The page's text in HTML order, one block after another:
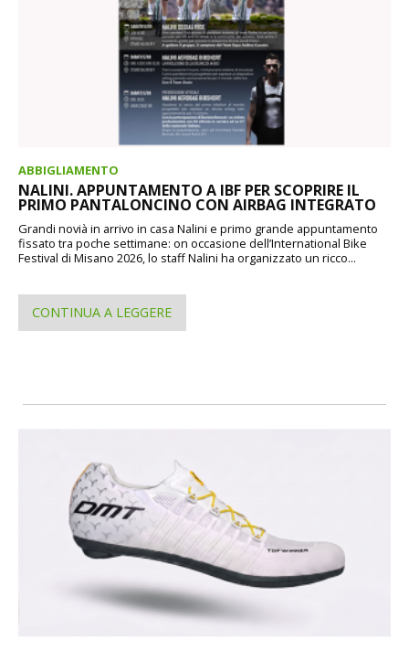
ABBIGLIAMENTO
NALINI. APPUNTAMENTO A IBF PER SCOPRIRE IL
PRIMO PANTALONCINO CON AIRBAG INTEGRATO
Grandi novià in arrivo in casa Nalini e primo grande appuntamento
fissato tra poche settimane: on occasione dell’International Bike
Festival di Misano 2026, lo staff Nalini ha organizzato un ricco...
CONTINUA A LEGGERE